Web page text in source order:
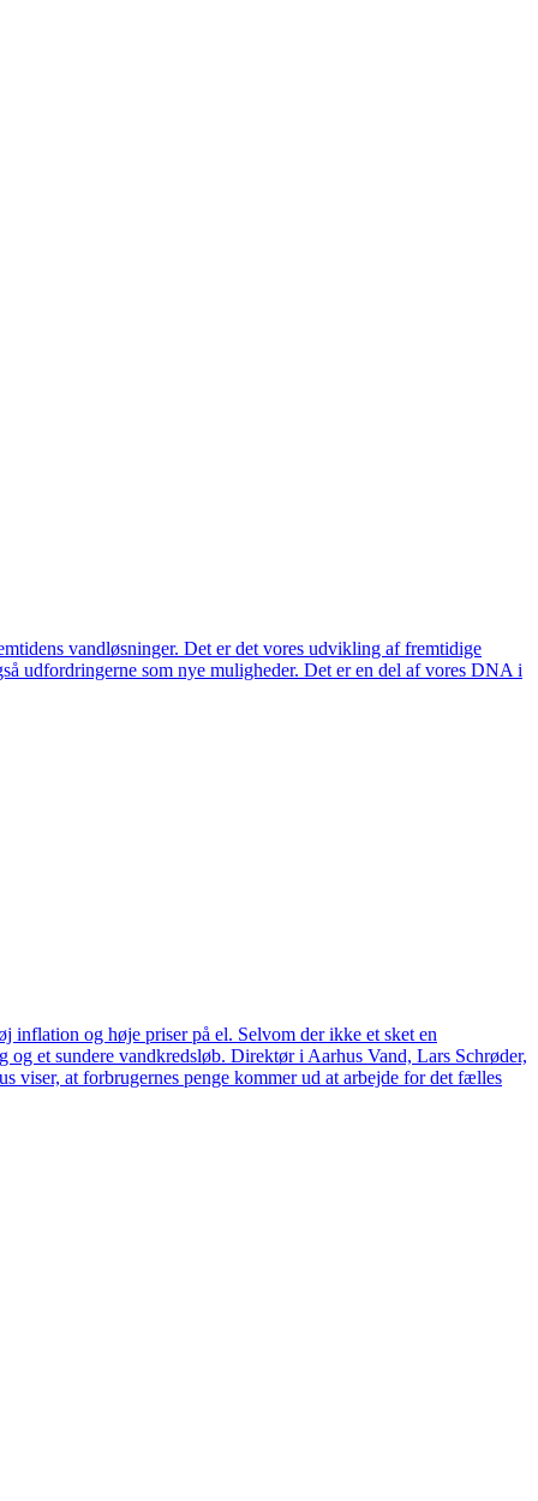
vandløsninger. Det er det vores udvikling af fremtidige
udfordringerne som nye muligheder. Det er en del af vores DNA i
inflation og høje priser på el. Selvom der ikke et sket en
et sundere vandkredsløb. Direktør i Aarhus Vand, Lars Schrøder,
viser, at forbrugernes penge kommer ud at arbejde for det fælles